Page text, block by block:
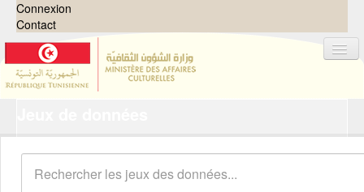
Connexion
Contact
Organisations
Groupes